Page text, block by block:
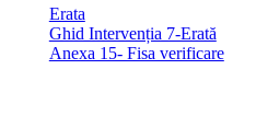
Erata
Ghid Intervenția 7-Erată
Anexa 15- Fisa verificare